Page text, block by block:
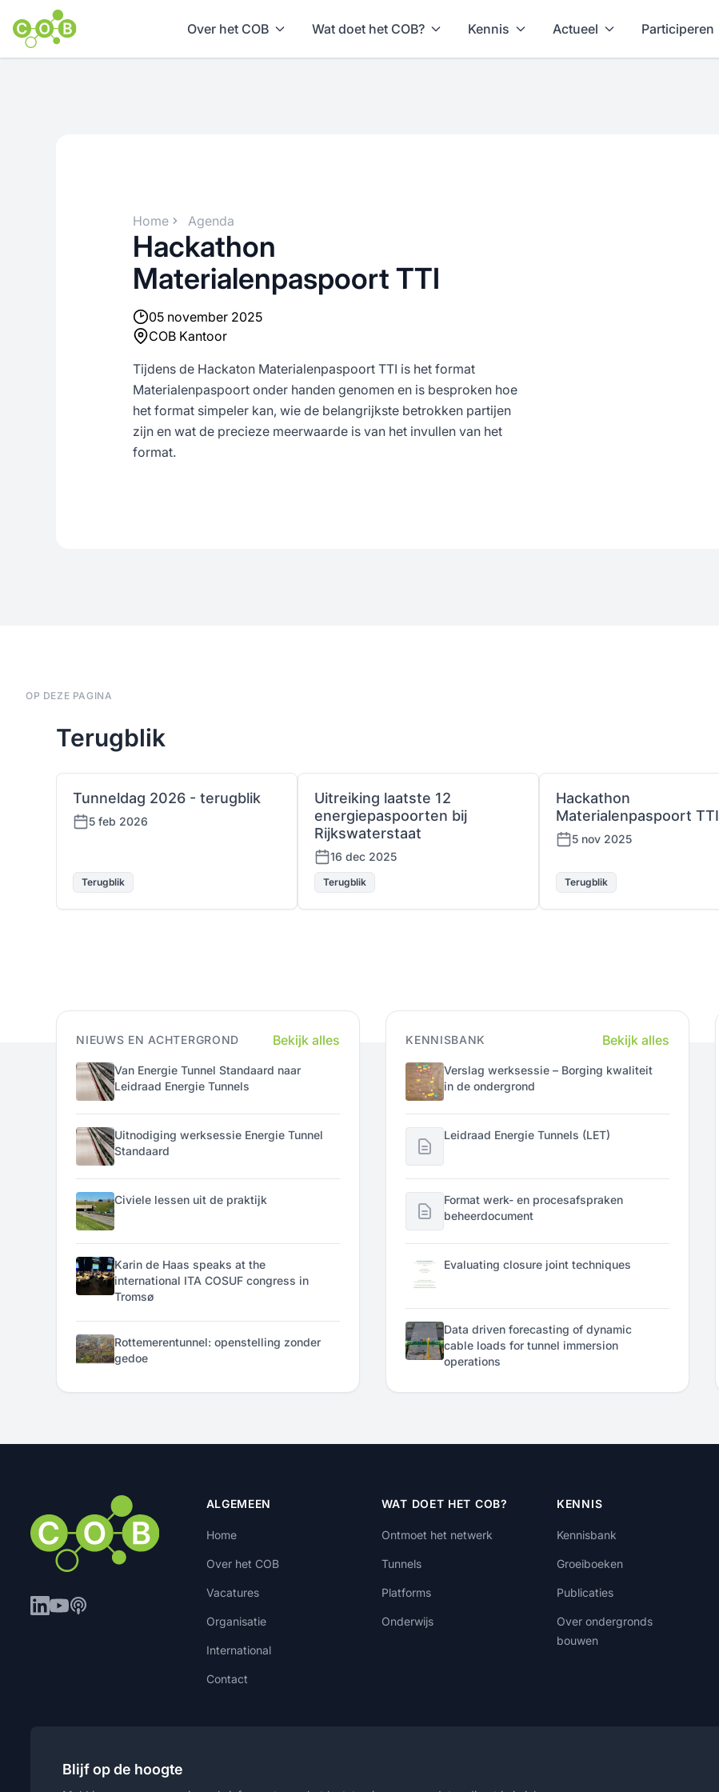
Over het COB Wat doet het COB? Kennis Actueel Participeren
Home Agenda
Hackathon
Materialenpaspoort TTI
05 november 2025
COB Kantoor
Tijdens de Hackaton Materialenpaspoort TTI is het format
Materialenpaspoort onder handen genomen en is besproken hoe
het format simpeler kan, wie de belangrijkste betrokken partijen
zijn en wat de precieze meerwaarde is van het invullen van het
format.
OP DEZE PAGINA
Terugblik
Tunneldag 2026 - terugblik
5 feb 2026
Terugblik
Uitreiking laatste 12
energiepaspoorten bij
Rijkswaterstaat
16 dec 2025
Terugblik
Hackathon
Materialenpaspoort TTI
5 nov 2025
Terugblik
NIEUWS EN ACHTERGROND Bekijk alles
Van Energie Tunnel Standaard naar
Leidraad Energie Tunnels
Uitnodiging werksessie Energie Tunnel
Standaard
Civiele lessen uit de praktijk
Karin de Haas speaks at the
international ITA COSUF congress in
Tromsø
Rottemerentunnel: openstelling zonder
gedoe
KENNISBANK Bekijk alles
Verslag werksessie – Borging kwaliteit
in de ondergrond
Leidraad Energie Tunnels (LET)
Format werk- en procesafspraken
beheerdocument
Evaluating closure joint techniques
Data driven forecasting of dynamic
cable loads for tunnel immersion
operations
ALGEMEEN
Home
Over het COB
Vacatures
Organisatie
International
Contact
WAT DOET HET COB?
Ontmoet het netwerk
Tunnels
Platforms
Onderwijs
KENNIS
Kennisbank
Groeiboeken
Publicaties
Over ondergronds
bouwen
Blijf op de hoogte